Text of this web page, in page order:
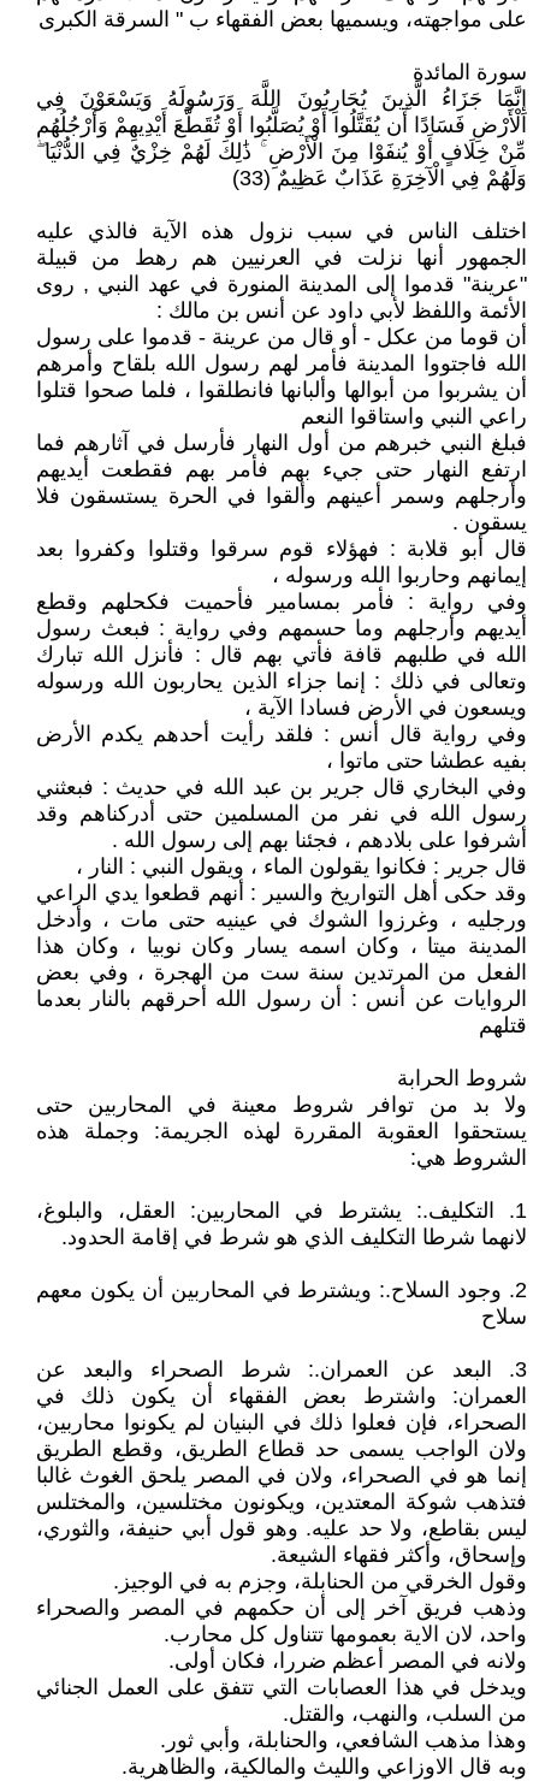
على مواجهته، ويسميها بعض الفقهاء ب " السرقة الكبرى
سورة المائدة
إِنَّمَا جَزَاءُ الَّذِينَ يُحَارِبُونَ اللَّهَ وَرَسُولَهُ وَيَسْعَوْنَ فِي
الْأَرْضِ فَسَادًا أَن يُقَتَّلُوا أَوْ يُصَلَّبُوا أَوْ تُقَطَّعَ أَيْدِيهِمْ وَأَرْجُلُهُم
مِّنْ خِلَافٍ أَوْ يُنفَوْا مِنَ الْأَرْضِ ۚ ذَٰلِكَ لَهُمْ خِزْيٌ فِي الدُّنْيَا ۖ
وَلَهُمْ فِي الْآخِرَةِ عَذَابٌ عَظِيمٌ (33)
اختلف الناس في سبب نزول هذه الآية فالذي عليه
الجمهور أنها نزلت في العرنيين هم رهط من قبيلة
"عرينة" قدموا إلى المدينة المنورة في عهد النبي , روى
الأئمة واللفظ لأبي داود عن أنس بن مالك :
أن قوما من عكل - أو قال من عرينة - قدموا على رسول
الله فاجتووا المدينة فأمر لهم رسول الله بلقاح وأمرهم
أن يشربوا من أبوالها وألبانها فانطلقوا ، فلما صحوا قتلوا
راعي النبي واستاقوا النعم
فبلغ النبي خبرهم من أول النهار فأرسل في آثارهم فما
ارتفع النهار حتى جيء بهم فأمر بهم فقطعت أيديهم
وأرجلهم وسمر أعينهم وألقوا في الحرة يستسقون فلا
يسقون .
قال أبو قلابة : فهؤلاء قوم سرقوا وقتلوا وكفروا بعد
إيمانهم وحاربوا الله ورسوله ،
وفي رواية : فأمر بمسامير فأحميت فكحلهم وقطع
أيديهم وأرجلهم وما حسمهم وفي رواية : فبعث رسول
الله في طلبهم قافة فأتي بهم قال : فأنزل الله تبارك
وتعالى في ذلك : إنما جزاء الذين يحاربون الله ورسوله
ويسعون في الأرض فسادا الآية ،
وفي رواية قال أنس : فلقد رأيت أحدهم يكدم الأرض
بفيه عطشا حتى ماتوا ،
وفي البخاري قال جرير بن عبد الله في حديث : فبعثني
رسول الله في نفر من المسلمين حتى أدركناهم وقد
أشرفوا على بلادهم ، فجئنا بهم إلى رسول الله .
قال جرير : فكانوا يقولون الماء ، ويقول النبي : النار ،
وقد حكى أهل التواريخ والسير : أنهم قطعوا يدي الراعي
ورجليه ، وغرزوا الشوك في عينيه حتى مات ، وأدخل
المدينة ميتا ، وكان اسمه يسار وكان نوبيا ، وكان هذا
الفعل من المرتدين سنة ست من الهجرة ، وفي بعض
الروايات عن أنس : أن رسول الله أحرقهم بالنار بعدما
قتلهم
شروط الحرابة
ولا بد من توافر شروط معينة في المحاربين حتى
يستحقوا العقوبة المقررة لهذه الجريمة: وجملة هذه
الشروط هي:
1. التكليف.: يشترط في المحاربين: العقل، والبلوغ،
لانهما شرطا التكليف الذي هو شرط في إقامة الحدود.
2. وجود السلاح.: ويشترط في المحاربين أن يكون معهم
سلاح
3. البعد عن العمران.: شرط الصحراء والبعد عن
العمران: واشترط بعض الفقهاء أن يكون ذلك في
الصحراء، فإن فعلوا ذلك في البنيان لم يكونوا محاربين،
ولان الواجب يسمى حد قطاع الطريق، وقطع الطريق
إنما هو في الصحراء، ولان في المصر يلحق الغوث غالبا
فتذهب شوكة المعتدين، ويكونون مختلسين، والمختلس
ليس بقاطع، ولا حد عليه. وهو قول أبي حنيفة، والثوري،
وإسحاق، وأكثر فقهاء الشيعة.
وقول الخرقي من الحنابلة، وجزم به في الوجيز.
وذهب فريق آخر إلى أن حكمهم في المصر والصحراء
واحد، لان الاية بعمومها تتناول كل محارب.
ولانه في المصر أعظم ضررا، فكان أولى.
ويدخل في هذا العصابات التي تتفق على العمل الجنائي
من السلب، والنهب، والقتل.
وهذا مذهب الشافعي، والحنابلة، وأبي ثور.
وبه قال الاوزاعي والليث والمالكية، والظاهرية.